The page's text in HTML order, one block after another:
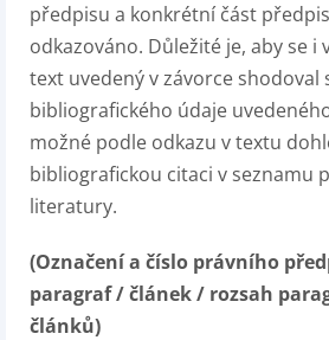
předpisu a konkrétní část
odkazováno. Důležité je, aby se
text uvedený v závorce shodoval
bibliografického údaje
možné podle odkazu v textu
bibliografickou citaci v seznamu
literatury.
(Označení a číslo právního
paragraf / článek / rozsah
článků)